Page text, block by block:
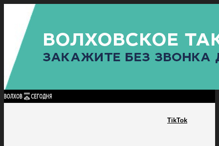
TikTok
Найти:
ГЛАВНАЯ ПОЛИТИКАПРОИСШЕСТВИЯ ПРОКУРАТУРАСПОРТ
ПОЛИТИКА
КУЛЬТУРА
ПОСЕЛЕНИЯ